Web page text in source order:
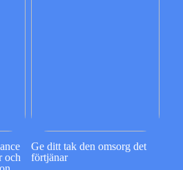
och
Ge ditt tak den omsorg det
förtjänar